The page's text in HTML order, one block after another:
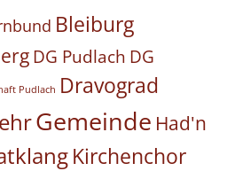
Bleiburg
DG Pudlach DG
Pudlach Dravograd
Gemeinde Had'n
Kirchenchor